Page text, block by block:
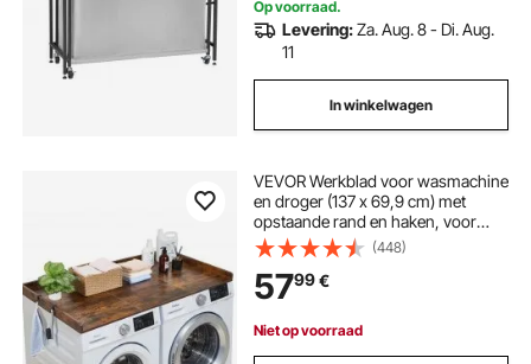
Op voorraad.
Levering:Za. Aug. 8 - Di. Aug.
11
In winkelwagen
VEVOR Werkblad voor wasmachine
en droger (137 x 69,9 cm) met
opstaande rand en haken, voor
organisatie en opbergruimte in
linnenkast, voorraadkast of
keukenblad, draagvermogen 113
kg, bruin
(448)
5799€
Niet op voorraad